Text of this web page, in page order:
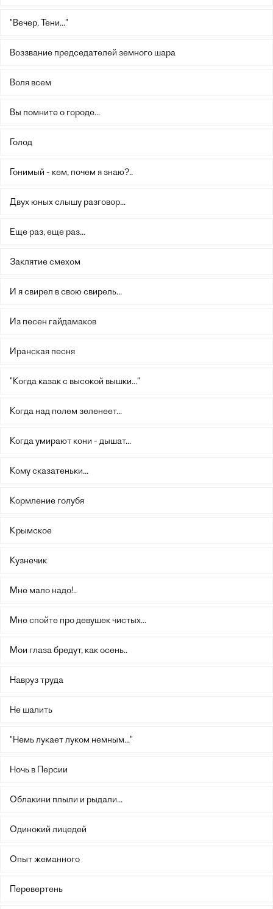
"Вечер. Тени..."
Воззвание председателей земного шара
Воля всем
Вы помните о городе...
Голод
Гонимый - кем, почем я знаю?..
Двух юных слышу разговор...
Еще раз, еще раз...
Заклятие смехом
И я свирел в свою свирель...
Из песен гайдамаков
Иранская песня
"Когда казак с высокой вышки..."
Когда над полем зеленеет...
Когда умирают кони - дышат...
Кому сказатеньки...
Кормление голубя
Крымское
Кузнечик
Мне мало надо!..
Мне спойте про девушек чистых...
Мои глаза бредут, как осень..
Навруз труда
Не шалить
"Немь лукает луком немным..."
Ночь в Персии
Облакини плыли и рыдали...
Одинокий лицедей
Опыт жеманного
Перевертень